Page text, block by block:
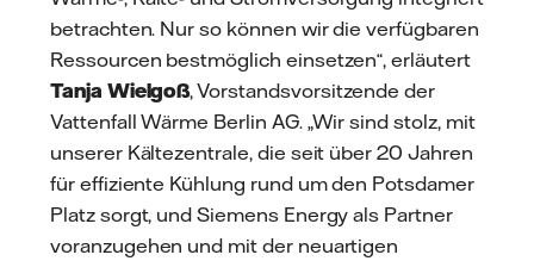
betrachten. Nur so können wir die verfügbaren
Ressourcen bestmöglich einsetzen“, erläutert
Tanja Wielgoß, Vorstandsvorsitzende der
Vattenfall Wärme Berlin AG. „Wir sind stolz, mit
unserer Kältezentrale, die seit über 20 Jahren
für effiziente Kühlung rund um den Potsdamer
Platz sorgt, und Siemens Energy als Partner
voranzugehen und mit der neuartigen